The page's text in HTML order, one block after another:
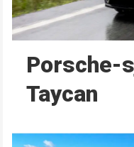
Porsche-
Taycan